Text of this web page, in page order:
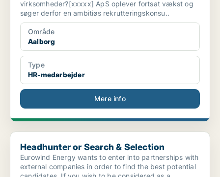
virksomheder?[xxxxx] ApS oplever fortsat vækst og
søger derfor en ambitiøs rekrutteringskonsu..
Område
Aalborg
Type
HR-medarbejder
Mere info
Headhunter or Search & Selection
Headhunter or Search & Selection
Eurowind Energy wants to enter into partnerships with
external companies in order to find the best potential